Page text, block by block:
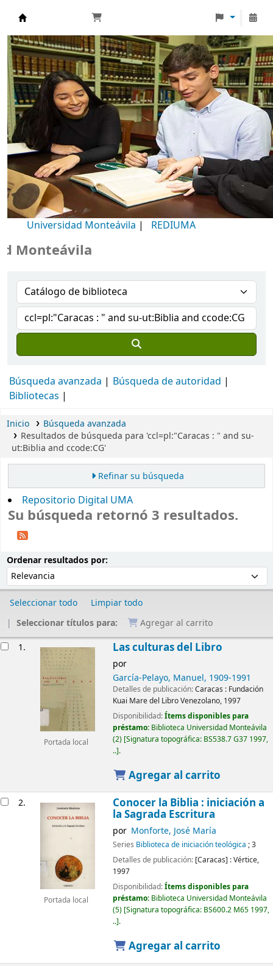
Biblioteca Universidad Monteávila
Universidad Monteávila | REDIUMA
Búsqueda avanzada
Búsqueda de autoridad
Bibliotecas
Inicio
Búsqueda avanzada
Resultados de búsqueda para 'ccl=pl:"Caracas : " and su-
ut:Biblia and ccode:CG'
Refinar su búsqueda
Repositorio Digital UMA
Su búsqueda retornó 3 resultados.
Ordenar resultados por:
Seleccionar todo
Limpiar todo
Seleccionar títulos para:
Agregar al carrito
1.
Portada local
Las culturas del Libro
por
García-Pelayo, Manuel, 1909-1991
Detalles de publicación:Caracas : Fundación
Kuai Mare del Libro Venezolano, 1997
Disponibilidad:Ítems disponibles para
préstamo: Biblioteca Universidad Monteávila
(2) Signatura topográfica: BS538.7 G37 1997,
.. .
Agregar al carrito
2.
Portada local
Conocer la Biblia : iniciación a
la Sagrada Escritura
por Monforte, José María
Series Biblioteca de iniciación teológica ; 3
Detalles de publicación: [Caracas] :Vértice,
1997
Disponibilidad:Ítems disponibles para
préstamo: Biblioteca Universidad Monteávila
(5) Signatura topográfica: BS600.2 M65 1997,
.. .
Agregar al carrito